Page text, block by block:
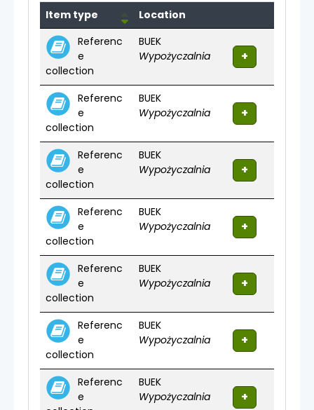
Holdings
Item type
Location
Referenc
e
collection
BUEK
Wypożyczalnia
Referenc
e
collection
BUEK
Wypożyczalnia
Referenc
e
collection
BUEK
Wypożyczalnia
Referenc
e
collection
BUEK
Wypożyczalnia
Referenc
e
collection
BUEK
Wypożyczalnia
Referenc
e
collection
BUEK
Wypożyczalnia
Referenc
e
BUEK
Wypożyczalnia